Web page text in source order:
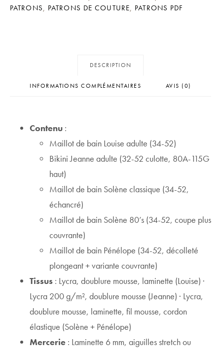
PATRONS, PATRONS DE COUTURE, PATRONS PDF
DESCRIPTION
INFORMATIONS COMPLÉMENTAIRES AVIS (0)
Contenu :
Maillot de bain Louise adulte (34-52)
Bikini Jeanne adulte (32-52 culotte, 80A-115G
haut)
Maillot de bain Solène classique (34-52,
échancré)
Maillot de bain Solène 80’s (34-52, coupe plus
couvrante)
Maillot de bain Pénélope (34-52, décolleté
plongeant + variante couvrante)
Tissus : Lycra, doublure mousse, laminette (Louise) ·
Lycra 200 g/m², doublure mousse (Jeanne) · Lycra,
doublure mousse, laminette, fil mousse, cordon
élastique (Solène + Pénélope)
Mercerie : Laminette 6 mm, aiguilles stretch ou